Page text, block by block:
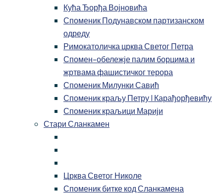
Кућа Ђорђа Војновића
Споменик Подунавском партизанском
одреду
Римокатоличка црква Светог Петра
Спомен-обележје палим борцима и
жртвама фашистичког терора
Споменик Милунки Савић
Споменик краљу Петру I Карађорђевићу
Споменик краљици Марији
Стари Сланкамен
Црква Светог Николе
Споменик битке код Сланкамена